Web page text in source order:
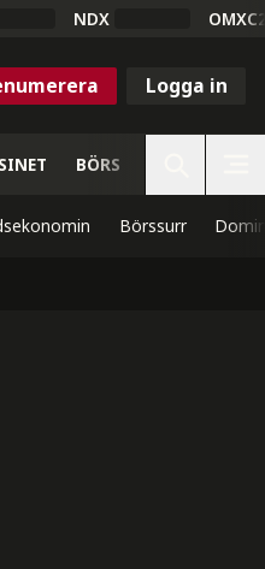
NDX
Logga in
BÖRS
Börssurr